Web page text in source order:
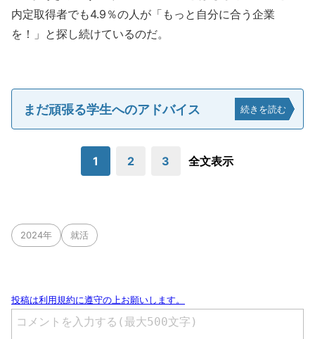
内定取得者でも4.9％の人が「もっと自分に合う企業
を！」と探し続けているのだ。
まだ頑張る学生へのアドバイス 続きを読む
1 2 3 全文表示
2024年 就活